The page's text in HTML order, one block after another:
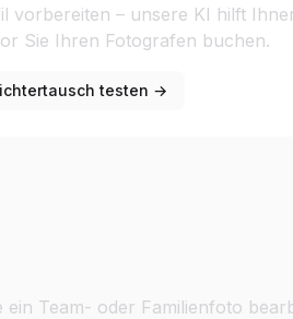
vorbereiten – unsere KI hilft
Sie Ihren Fotografen buchen.
testen →
ein Team- oder Familienfoto